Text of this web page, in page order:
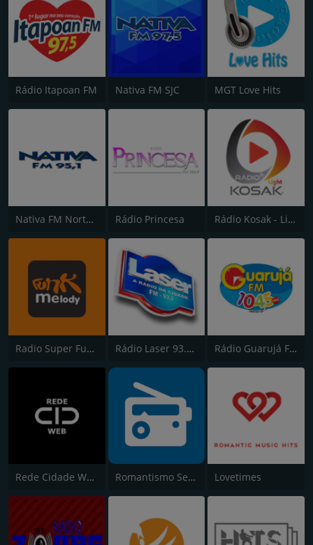
Rádio Itapoan FM Nativa FM SJC MGT Love Hits
Nativa FM Norte do Paraná Rádio Princesa Rádio Kosak - Light
Radio Super Funk Melody Rádio Laser 93.3 FM Rádio Guarujá FM 104.5
Rede Cidade Web Romantismo Sertanejo Lovetimes